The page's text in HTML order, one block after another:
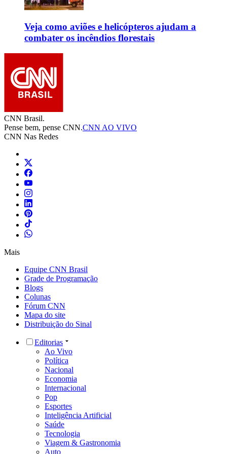
Veja como aviões e helicópteros ajudam a
combater os incêndios florestais
CNN Brasil.
Pense bem, pense CNN.CNN AO VIVO
CNN Nas Redes
Mais
Equipe CNN Brasil
Grade de Programação
Blogs
Colunas
Fórum CNN
Mapa do site
Distribuição do Sinal
Editorias
Ao Vivo
Política
Nacional
Economia
Internacional
Pop
Esportes
Inteligência Artificial
Saúde
Tecnologia
Viagem & Gastronomia
Auto